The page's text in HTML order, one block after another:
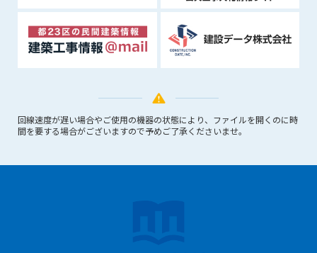
回線速度が遅い場合やご使用の機器の状態により、ファイルを開くのに時
間を要する場合がございますので予めご了承くださいませ。
会員の氏名、住所、性別、年齢、メールアドレスその他本サー
ビスの提供に関連して管理者が知り得た会員の個人情報（以下
個人情報といいます）について、管理者は、以下の各号に該当
(1) 会員が、自己の個人情報の開示に事前に同意している場合
者に提供する場合